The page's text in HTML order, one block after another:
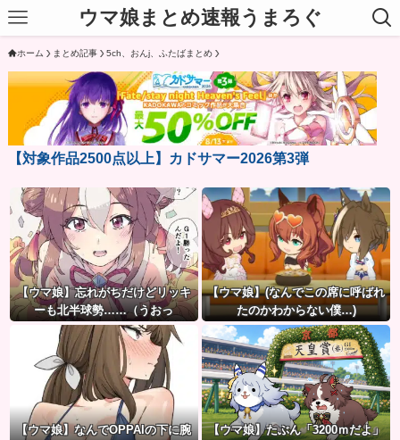
ウマ娘まとめ速報うまろぐ
ホーム まとめ記事 5ch、おんj、ふたばまとめ
【対象作品2500点以上】カドサマー2026第3弾
【ウマ娘】忘れがちだけどリッキ
ーも北半球勢……（うおっ
【ウマ娘】(なんでこの席に呼ばれ
たのかわからない僕…)
【ウマ娘】なんでOPPAIの下に腕
【ウマ娘】たぶん「3200ｍだよ」